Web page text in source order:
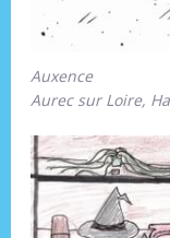
Auxence
Aurec sur Loire,